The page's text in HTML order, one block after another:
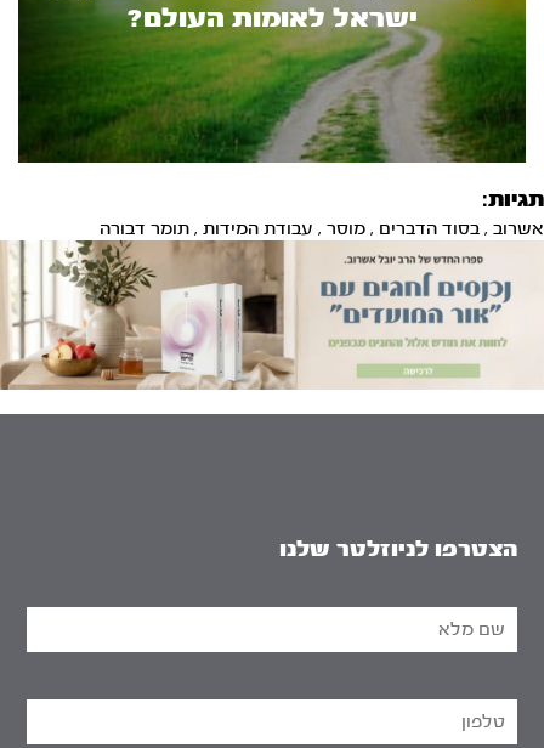
ישראל לאומות העולם?
תגיות:
אשרוב , בסוד הדברים , מוסר , עבודת המידות , תומר דבורה
הצטרפו לניוזלטר שלנו